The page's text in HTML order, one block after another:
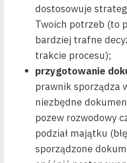
dostosowuje
Twoich potrzeb (to
bardziej trafne
trakcie procesu);
przygotowanie
prawnik sporządza
niezbędne
pozew rozwodowy
podział majątku
sporządzone